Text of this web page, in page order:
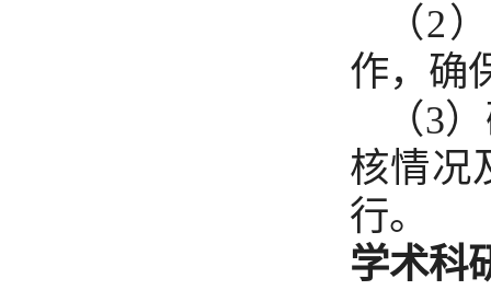
（2
作，确
（3
核情况
行。
学术科